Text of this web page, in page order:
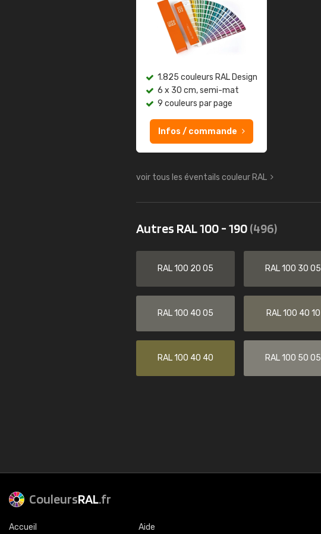
1.825 couleurs RAL Design
6 x 30 cm, semi-mat
9 couleurs par page
Infos / commande
voir tous les éventails couleur RAL
Autres RAL 100 - 190(496)
RAL 100 20 05 RAL 100 30 05
RAL 100 40 05 RAL 100 40 10
RAL 100 40 40 RAL 100 50 05
CouleursRAL.fr
Accueil Aide